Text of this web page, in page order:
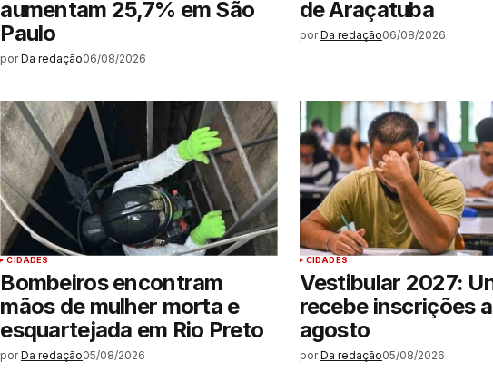
aumentam 25,7% em São
Paulo
por Da redação06/08/2026
de Araçatuba
por Da redação06/08/2026
CIDADES
Bombeiros encontram
mãos de mulher morta e
esquartejada em Rio Preto
por Da redação05/08/2026
CIDADES
Vestibular 2027:
recebe inscrições
agosto
por Da redação05/08/2026